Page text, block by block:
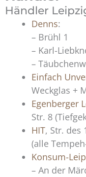
Händler
Denns:
– Brühl 1
– Karl-
–
Einfach
Weckglas +
Egenberger
Str. 8
HIT, Str. des
(alle
Konsum-
– An der